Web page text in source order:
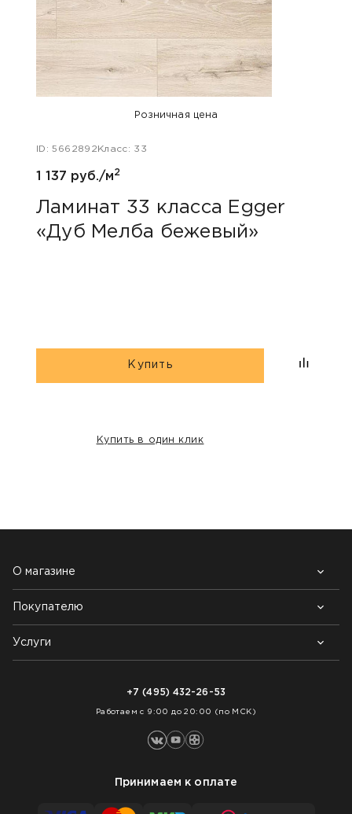
Розничная цена
ID: 5662892 Класс: 33
1 137 руб./м2
Ламинат 33 класса Egger
«Дуб Мелба бежевый»
Купить
Купить в один клик
О магазине
Почему выбирают нас
Контакты
Блог
Покупателю
Возврат товара
Как заказать
Услуги
+7 (495) 432-26-53
Работаем с 9:00 до 20:00 (по МСК)
Принимаем к оплате